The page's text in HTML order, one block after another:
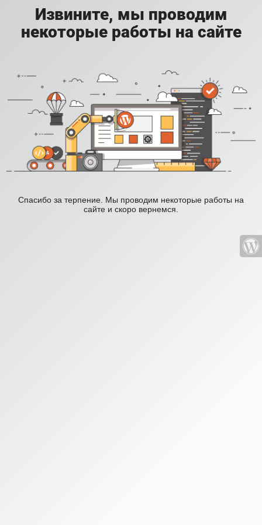
Извините, мы проводим
некоторые работы на сайте
Спасибо за терпение. Мы проводим некоторые работы на
сайте и скоро вернемся.